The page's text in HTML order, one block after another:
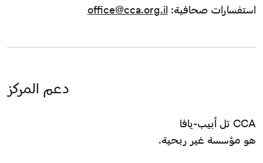
استفسارات صحافية: office@cca.org.il
دعم المركز
CCA تل أبيب-يافا
هو مؤسسة غير ربحية.